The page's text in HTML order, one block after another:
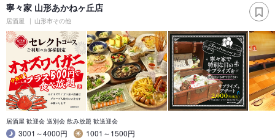
寧々家 山形あかねヶ丘店
居酒屋 山形市その他
居酒屋 歓迎会 送別会 飲み放題 歓送迎会
3001～4000円
1001～1500円